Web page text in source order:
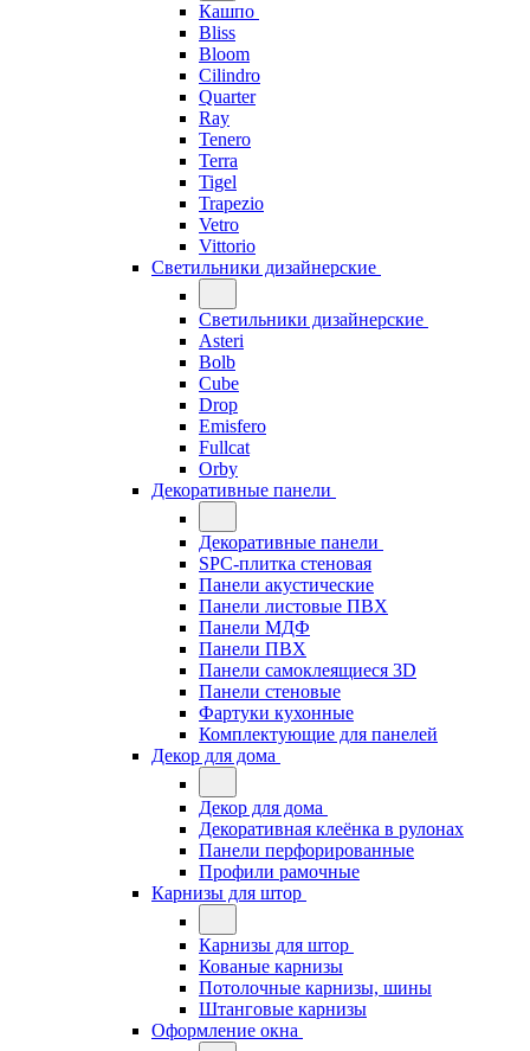
Кашпо
Bliss
Bloom
Cilindro
Quarter
Ray
Tenero
Terra
Tigel
Trapezio
Vetro
Vittorio
Светильники дизайнерские
Светильники дизайнерские
Asteri
Bolb
Cube
Drop
Emisfero
Fullcat
Orby
Декоративные панели
Декоративные панели
SPC-плитка стеновая
Панели акустические
Панели листовые ПВХ
Панели МДФ
Панели ПВХ
Панели самоклеящиеся 3D
Панели стеновые
Фартуки кухонные
Комплектующие для панелей
Декор для дома
Декор для дома
Декоративная клеёнка в рулонах
Панели перфорированные
Профили рамочные
Карнизы для штор
Карнизы для штор
Кованые карнизы
Потолочные карнизы, шины
Штанговые карнизы
Оформление окна